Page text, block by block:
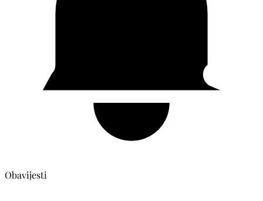
Obavijesti